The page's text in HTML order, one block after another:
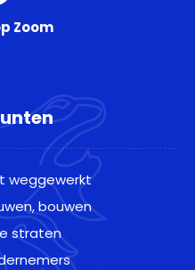
Zoom
weggewerkt
bouwen
straten